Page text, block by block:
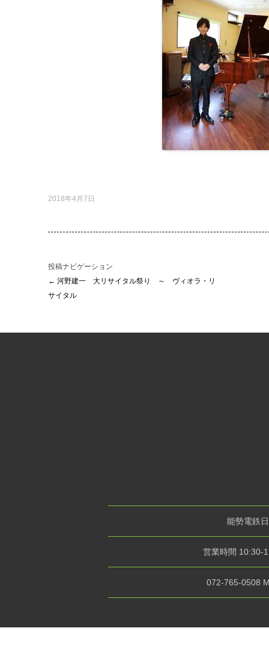
2018年4月7日
投稿ナビゲーション
← 河野建一 大リサイタル祭り ～ ヴィオラ・リ
サイタル
能勢電鉄
営業時間 10:30-
072-765-0508